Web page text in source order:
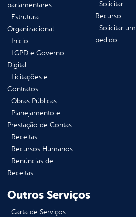
parlamentares
Estrutura
Organizacional
Inicio
LGPD e Governo
Digital
Licitações e
Contratos
Obras Públicas
Planejamento e
Prestação de Contas
Receitas
Recursos Humanos
Renúncias de
Receitas
Solicitar
Recurso
Solicitar um
pedido
Outros Serviços
Carta de Serviços